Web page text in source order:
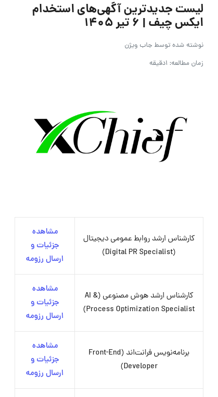
لیست جدیدترین آگهی‌های استخدام
ایکس چیف | ۶ تیر ۱۴۰۵
نوشته شده توسطجاب ویژن
زمان مطالعه: 1دقیقه
کارشناس ارشد روابط عمومی دیجیتال
(Digital PR Specialist)
مشاهده
جزئیات و
ارسال رزومه
کارشناس ارشد هوش مصنوعی (AI &
Process Optimization Specialist)
مشاهده
جزئیات و
ارسال رزومه
برنامه‌نویس فرانت‌اند (Front-End
Developer)
مشاهده
جزئیات و
ارسال رزومه